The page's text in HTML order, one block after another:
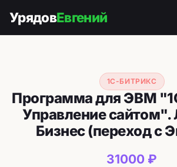
УрядовЕвгений
1С-БИТРИКС
Программа для ЭВМ
Управление сайтом".
Бизнес (переход с
31000 ₽